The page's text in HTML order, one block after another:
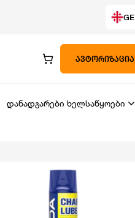
GE
ᲐᲕᲢᲝᲠᲘᲖᲐᲪᲘᲐ
დანადგარები ხელსაწყოები